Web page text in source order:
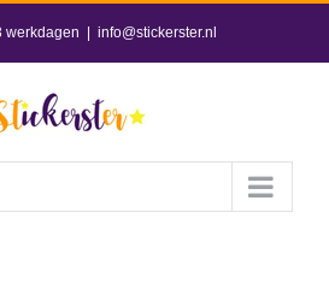
werkdagen info@stickerster.nl